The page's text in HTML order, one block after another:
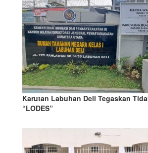
Karutan Labuhan Deli Tegaskan
“LODES”